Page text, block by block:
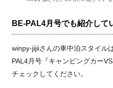
BE-PAL4月号でも紹介し
winpy-jijiiさんの車中泊スタイル
PAL4月号『キャンピングカー
チェックしてください。